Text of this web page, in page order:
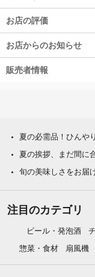
お店の評価
お店からのお知らせ
販売者情報
夏の必需品！ひんや
夏の挨拶、まだ間に
旬の美味しさをお届
注目のカテゴリ
ビール・発泡酒
惣菜・食材
扇風機